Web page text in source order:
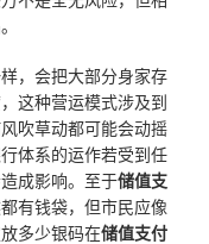
，会把大部分身家存
这种营运模式涉及到
吹草动都可能会动摇
体系的运作若受到任
成影响。至于储值支
有钱袋，但市民应像
多少银码在储值支付